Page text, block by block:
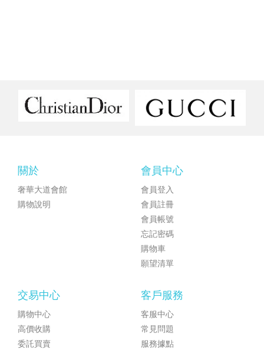
關於
奢華大道會館
購物說明
會員中心
會員登入
會員註冊
會員帳號
忘記密碼
購物車
願望清單
交易中心
購物中心
高價收購
委託買賣
客戶服務
客服中心
常見問題
服務據點